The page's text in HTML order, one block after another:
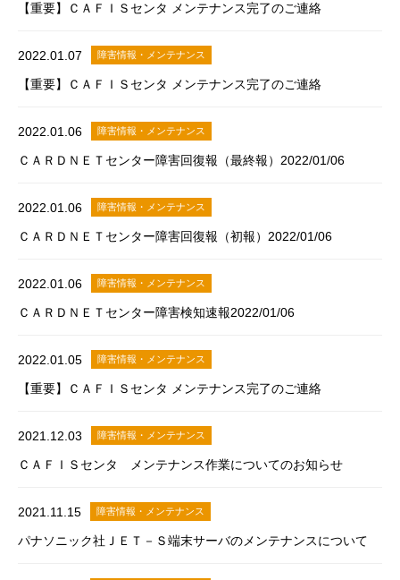
【重要】ＣＡＦＩＳセンタ メンテナンス完了のご連絡
2022.01.07 障害情報・メンテナンス
【重要】ＣＡＦＩＳセンタ メンテナンス完了のご連絡
2022.01.06 障害情報・メンテナンス
ＣＡＲＤＮＥＴセンター障害回復報（最終報）2022/01/06
2022.01.06 障害情報・メンテナンス
ＣＡＲＤＮＥＴセンター障害回復報（初報）2022/01/06
2022.01.06 障害情報・メンテナンス
ＣＡＲＤＮＥＴセンター障害検知速報2022/01/06
2022.01.05 障害情報・メンテナンス
【重要】ＣＡＦＩＳセンタ メンテナンス完了のご連絡
2021.12.03 障害情報・メンテナンス
ＣＡＦＩＳセンタ メンテナンス作業についてのお知らせ
2021.11.15 障害情報・メンテナンス
パナソニック社ＪＥＴ－Ｓ端末サーバのメンテナンスについて